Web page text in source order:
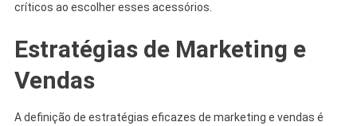
críticos ao escolher esses acessórios.
Estratégias de Marketing e
Vendas
A definição de estratégias eficazes de marketing e vendas é